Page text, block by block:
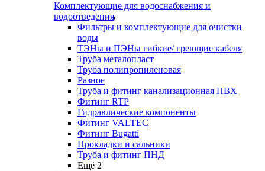
Комплектующие для водоснабжения и
водоотведения
Фильтры и комплектующие для очистки
воды
ТЭНы и ПЭНы гибкие/ греющие кабеля
Труба металопласт
Труба полипропиленовая
Разное
Труба и фитинг канализационная ПВХ
Фитинг RTP
Гидравлические компоненты
Фитинг VALTEC
Фитинг Bugatti
Прокладки и сальники
Труба и фитинг ПНД
Ещё 2